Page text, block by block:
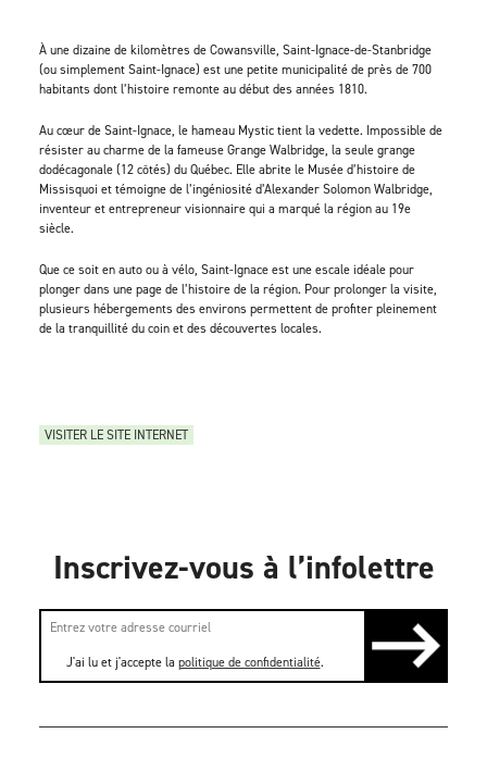
VISITER LE SITE INTERNET
À une dizaine de kilomètres de Cowansville, Saint-Ignace-de-Stanbridge
(ou simplement Saint-Ignace) est une petite municipalité de près de 700
habitants dont l’histoire remonte au début des années 1810.
Au cœur de Saint-Ignace, le hameau Mystic tient la vedette. Impossible de
résister au charme de la fameuse Grange Walbridge, la seule grange
dodécagonale (12 côtés) du Québec. Elle abrite le Musée d’histoire de
Missisquoi et témoigne de l’ingéniosité d’Alexander Solomon Walbridge,
inventeur et entrepreneur visionnaire qui a marqué la région au 19e
siècle.
Que ce soit en auto ou à vélo, Saint-Ignace est une escale idéale pour
plonger dans une page de l’histoire de la région. Pour prolonger la visite,
plusieurs hébergements des environs permettent de profiter pleinement
de la tranquillité du coin et des découvertes locales.
Inscrivez-vous à l’infolettre
J'ai lu et j'accepte la politique de confidentialité.